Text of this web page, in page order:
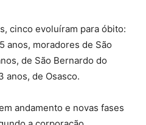
cinco evoluíram para óbito:
anos, moradores de São
de São Bernardo do
anos, de Osasco.
andamento e novas fases